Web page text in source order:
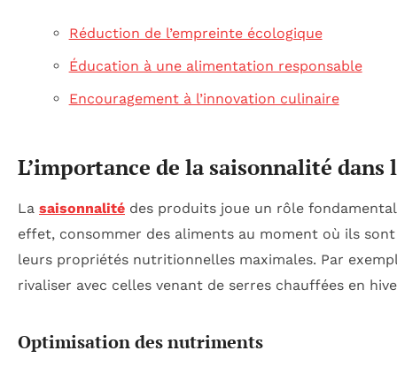
Réduction de l’empreinte écologique
Éducation à une alimentation responsable
Encouragement à l’innovation culinaire
L’importance de la saisonnalité dans
La saisonnalité des produits joue un rôle
effet, consommer des aliments au moment où ils
leurs propriétés nutritionnelles maximales. Par
rivaliser avec celles venant de serres chauffées en
Optimisation des nutriments